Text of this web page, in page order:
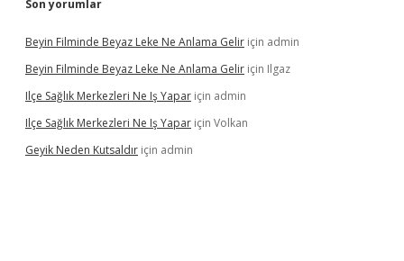
Son yorumlar
Beyin Filminde Beyaz Leke Ne Anlama Gelir için admin
Beyin Filminde Beyaz Leke Ne Anlama Gelir için Ilgaz
Ilçe Sağlık Merkezleri Ne Iş Yapar için admin
Ilçe Sağlık Merkezleri Ne Iş Yapar için Volkan
Geyik Neden Kutsaldır için admin